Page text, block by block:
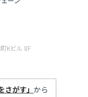
Kビル 8F
さがす」 から